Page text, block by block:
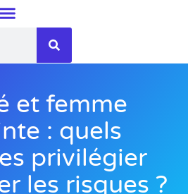
et femme
: quels
privilégier
les risques ?